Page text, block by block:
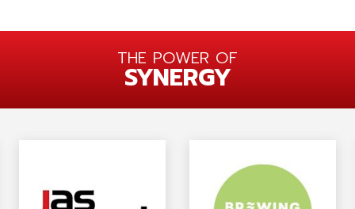
THE POWER OF
SYNERGY